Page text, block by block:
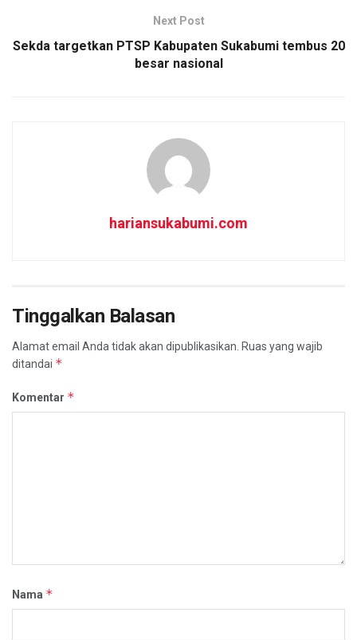
Next Post
Sekda targetkan PTSP Kabupaten Sukabumi tembus 20
besar nasional
hariansukabumi.com
Tinggalkan Balasan
Alamat email Anda tidak akan dipublikasikan. Ruas yang wajib
ditandai *
Komentar *
Nama *